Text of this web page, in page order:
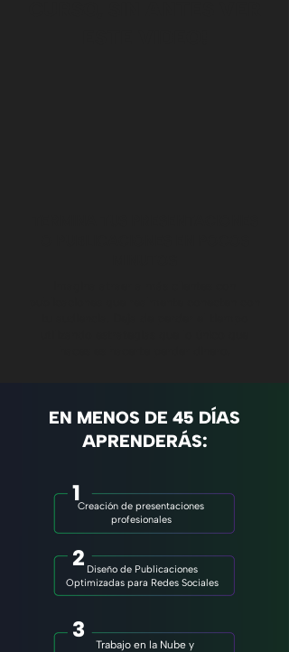
EN MENOS DE 45 DÍAS
APRENDERÁS:
1
Creación de presentaciones
profesionales
2 Diseño de Publicaciones
Optimizadas para Redes Sociales
3
Trabajo en la Nube y